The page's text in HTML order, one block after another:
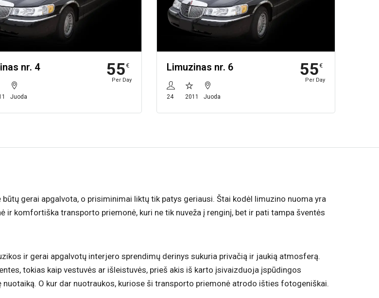
nr. 4
Juoda
55€
Per Day
Limuzinas nr. 6
24 2011 Juoda
55€
Per Day
gerai apgalvota, o prisiminimai liktų tik patys geriausi. Štai kodėl limuzino nuoma yra
komfortiška transporto priemonė, kuri ne tik nuveža į renginį, bet ir pati tampa šventės
ir gerai apgalvotų interjero sprendimų derinys sukuria privačią ir jaukią atmosferą.
tokias kaip vestuvės ar išleistuvės, prieš akis iš karto įsivaizduoja įspūdingos
O kur dar nuotraukos, kuriose ši transporto priemonė atrodo išties fotogeniškai.